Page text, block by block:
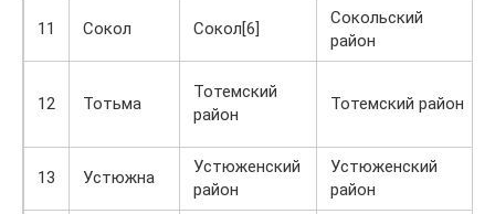
11 Сокол Сокол[6]
Сокольский
район
12 Тотьма
Тотемский
район
Тотемский район
13 Устюжна
Устюженский
район
Устюженский
район